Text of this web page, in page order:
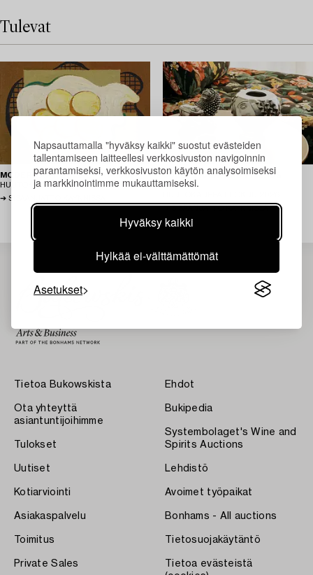
Napsauttamalla "hyväksy kaikki" suostut evästeiden
tallentamiseen laitteellesi verkkosivuston navigoinnin
parantamiseksi, verkkosivuston käytön analysoimiseksi
ja markkinointimme mukauttamiseksi.
Hyväksy kaikki
Hylkää ei-välttämättömät
Asetukset
Tulevat
MODERN ART ONLINE – AUGUST
HUUTOKAUPPA ELOKUU 2026
SISÄÄNJÄTTÖ KÄYNNISSÄ
JOSEF FRANK AND FRIENDS –
AUGUST
SISÄÄNJÄTTÖ KÄYNNISSÄ
Tietoa Bukowskista
Ota yhteyttä
asiantuntijoihimme
Tulokset
Uutiset
Kotiarviointi
Asiakaspalvelu
Toimitus
Private Sales
Ehdot
Bukipedia
Systembolaget's Wine and
Spirits Auctions
Lehdistö
Avoimet työpaikat
Bonhams - All auctions
Tietosuojakäytäntö
Tietoa evästeistä